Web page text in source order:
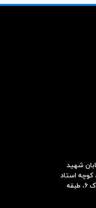
شهید
استاد
قادری (پانزده خرداد سابق)، پلاک ۶، طبقه